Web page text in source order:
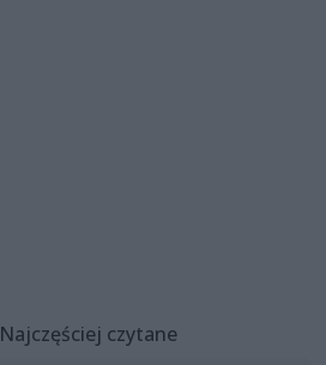
Najczęściej czytane